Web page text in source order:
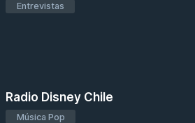
Entrevistas
Radio Disney Chile
Música Pop